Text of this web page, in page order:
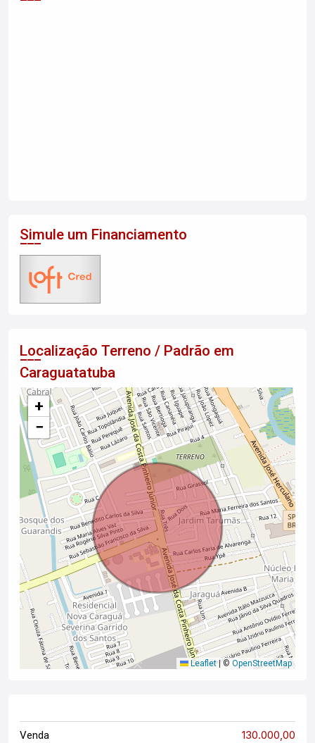
Simule um Financiamento
Localização Terreno / Padrão em
Caraguatatuba
+
−
Leaflet |© OpenStreetMap
Venda 130.000,00